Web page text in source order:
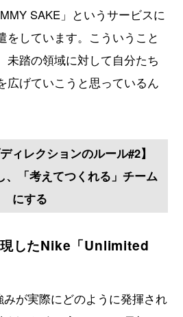
SAKE」というサービスに
をしています。こういうこと
未踏の領域に対して自分たち
広げていこうと思っているん
ィレクションのルール#2】
、「考えてつくれる」チーム
にする
したNike「Unlimited
が実際にどのように発揮され